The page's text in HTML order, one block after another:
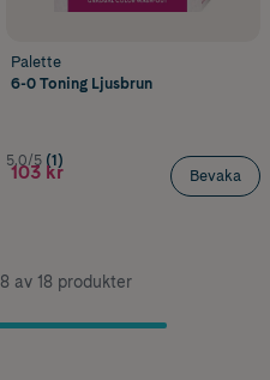
Palette
6-0 Toning Ljusbrun
5.0/5 (1)
103 kr Bevaka
av 18 produkter